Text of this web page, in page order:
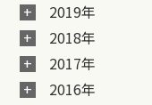
2019年
2018年
2017年
2016年